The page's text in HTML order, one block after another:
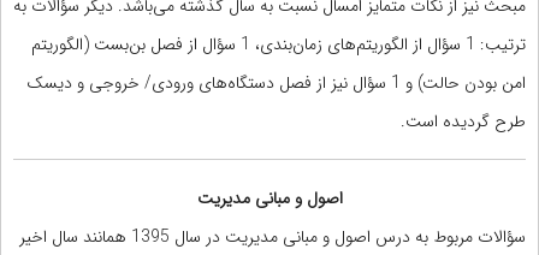
مبحث نیز از نکات متمایز امسال نسبت به سال گذشته می‌باشد. دیگر سؤالات به
ترتیب: 1 سؤال از الگوریتم‌های زمان‌بندی، 1 سؤال از فصل بن‌بست (الگوریتم
امن بودن حالت) و 1 سؤال نیز از فصل دستگاه‌های ورودی/ خروجی و دیسک
طرح گردیده است.
اصول و مبانی مدیریت
سؤالات مربوط به درس اصول و مبانی مدیریت در سال 1395 همانند سال اخیر